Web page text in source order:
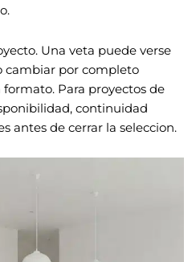
Una veta puede verse
cambiar por completo
Para proyectos de
continuidad
antes de cerrar la seleccion.